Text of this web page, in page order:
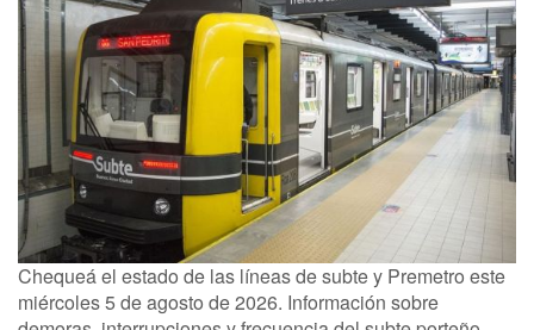
Chequeá el estado de las líneas de subte y Premetro este
miércoles 5 de agosto de 2026. Información sobre